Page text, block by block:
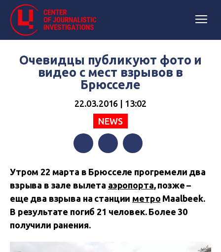
Очевидцы публикуют фото и
видео с мест взрывов в
Брюсселе
22.03.2016 | 13:02
NEWS
Утром 22 марта в Брюсселе прогремели два
взрыва в зале вылета аэропорта, позже –
еще два взрыва на станции метро Maalbeek.
В результате погиб 21 человек. Более 30
получили ранения.